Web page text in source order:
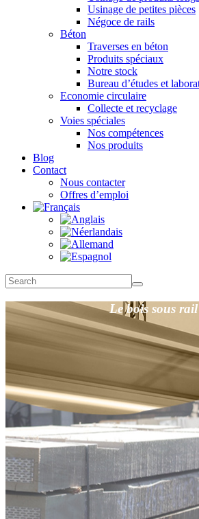
Usinage de petites pièces
Négoce de rails
Béton
Traverses en béton
Produits spéciaux
Notre stock
Bureau d’études et
Economie circulaire
Collecte et recyclage
Voies spéciales
Nos compétences
Nos produits
Blog
Contact
Nous contacter
Offres d’emploi
Le bois sous rail